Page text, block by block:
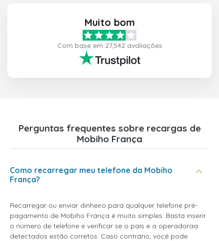
Muito bom
Com base em 27,542 avaliações
Perguntas frequentes sobre recargas de
Mobiho França
Como recarregar meu telefone da Mobiho
França?
Recarregar ou enviar dinheiro para qualquer telefone pré-
pagamento de Mobiho França é muito simples. Basta inserir
o número de telefone e verificar se o país e a operadoraa
detectados estão corretos. Caso contrário, você pode